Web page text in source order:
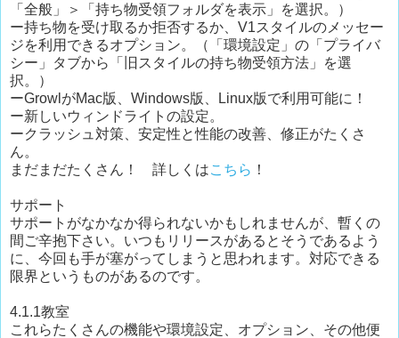
「全般」＞「持ち物受領フォルダを表示」を選択。）
ー持ち物を受け取るか拒否するか、V1スタイルのメッセー
ジを利用できるオプション。（「環境設定」の「プライバ
シー」タブから「旧スタイルの持ち物受領方法」を選
択。）
ーGrowlがMac版、Windows版、Linux版で利用可能に！
ー新しいウィンドライトの設定。
ークラッシュ対策、安定性と性能の改善、修正がたくさ
ん。
まだまだたくさん！ 詳しくはこちら ！
サポート
サポートがなかなか得られないかもしれませんが、暫くの
間ご辛抱下さい。いつもリリースがあるとそうであるよう
に、今回も手が塞がってしまうと思われます。対応できる
限界というものがあるのです。
4.1.1教室
これらたくさんの機能や環境設定、オプション、その他便